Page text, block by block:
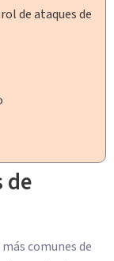
de ataques de
de
comunes de